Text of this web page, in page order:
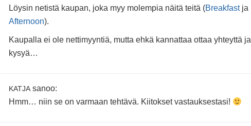
Löysin netistä kaupan, joka myy molempia näitä teitä (Breakfastja
Afternoon).
Kaupalla ei ole nettimyyntiä, mutta ehkä kannattaa ottaa yhteyttä ja
kysyä…
KATJA sanoo:
Hmm… niin se on varmaan tehtävä. Kiitokset vastauksestasi!